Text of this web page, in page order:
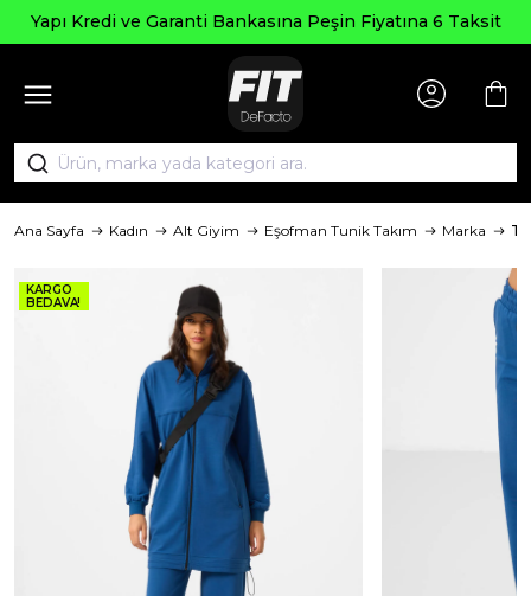
Yapı Kredi ve Garanti Bankasına Peşin Fiyatına 6 Taksit
Ana Sayfa Kadın Alt Giyim Eşofman Tunik Takım Marka
KARGO
BEDAVA!